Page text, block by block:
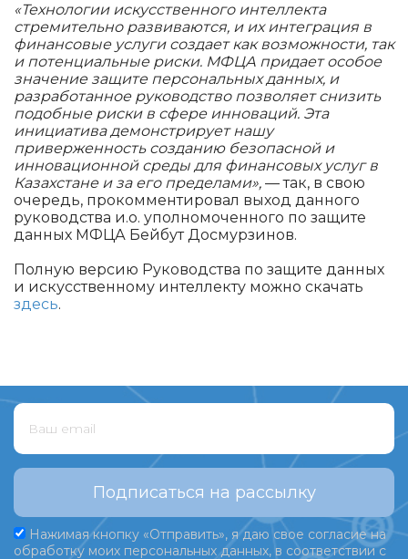
«Технологии искусственного интеллекта
стремительно развиваются, и их интеграция в
финансовые услуги создает как возможности, так
и потенциальные риски. МФЦА придает особое
значение защите персональных данных, и
разработанное руководство позволяет снизить
подобные риски в сфере инноваций. Эта
инициатива демонстрирует нашу
приверженность созданию безопасной и
инновационной среды для финансовых услуг в
Казахстане и за его пределами», — так, в свою
очередь, прокомментировал выход данного
руководства и.о. уполномоченного по защите
данных МФЦА Бейбут Досмурзинов.
Полную версию Руководства по защите данных
и искусственному интеллекту можно скачать
здесь.
Подписаться на рассылку
Нажимая кнопку «Отправить», я даю свое согласие на
обработку моих персональных данных, в соответствии с